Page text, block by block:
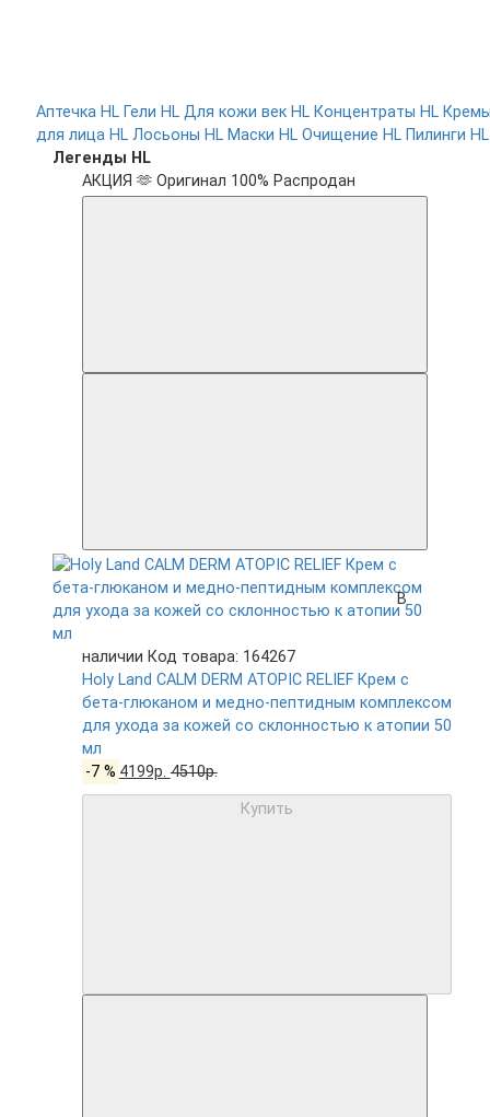
Аптечка HL Гели HL Для кожи век HL Концентраты HL
для лица HL Лосьоны HL Маски HL Очищение HL Пилинги HL
Легенды HL
АКЦИЯ 🫶 Оригинал 100% Распродан
В
наличии Код товара: 164267
Holy Land CALM DERM ATOPIC RELIEF Крем с
бета-глюканом и медно-пептидным комплексом
для ухода за кожей со склонностью к атопии 50
мл
-7 % 4199р.4510р.
Купить